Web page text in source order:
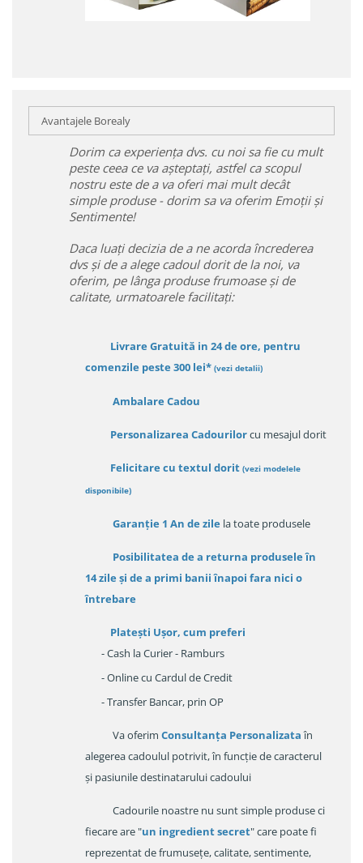
Avantajele Borealy
Dorim ca experiența dvs. cu noi sa fie cu mult
peste ceea ce va așteptați, astfel ca scopul
nostru este de a va oferi mai mult decât
simple produse - dorim sa va oferim Emoții și
Sentimente!
Daca luați decizia de a ne acorda încrederea
dvs și de a alege cadoul dorit de la noi, va
oferim, pe lânga produse frumoase și de
calitate, urmatoarele facilitați:
Livrare Gratuită in 24 de ore, pentru
comenzile peste 300 lei* (vezi detalii)
Ambalare Cadou
Personalizarea Cadourilorcu mesajul dorit
Felicitare cu textul dorit (vezi modelele
disponibile)
Garanție 1 An de zile la toate produsele
Posibilitatea de a returna produsele în
14 zileși de a primi banii înapoi fara nici o
întrebare
Platești Ușor, cum preferi
- Cash la Curier - Ramburs
- Online cu Cardul de Credit
- Transfer Bancar, prin OP
Va oferim Consultanța Personalizataîn
alegerea cadoulul potrivit, în funcție de caracterul
și pasiunile destinatarului cadoului
Cadourile noastre nu sunt simple produse ci
fiecare are "un ingredient secret" care poate fi
reprezentat de frumusețe, calitate, sentimente,